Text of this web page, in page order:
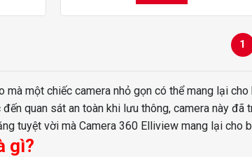
1
mà một chiếc camera nhỏ gọn có thể mang lại
quan sát an toàn khi lưu thông, camera này
tuyệt vời mà Camera 360 Elliview mang lại cho
gì?